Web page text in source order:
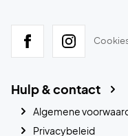
Hulp & contact
Algemene
Privacybeleid